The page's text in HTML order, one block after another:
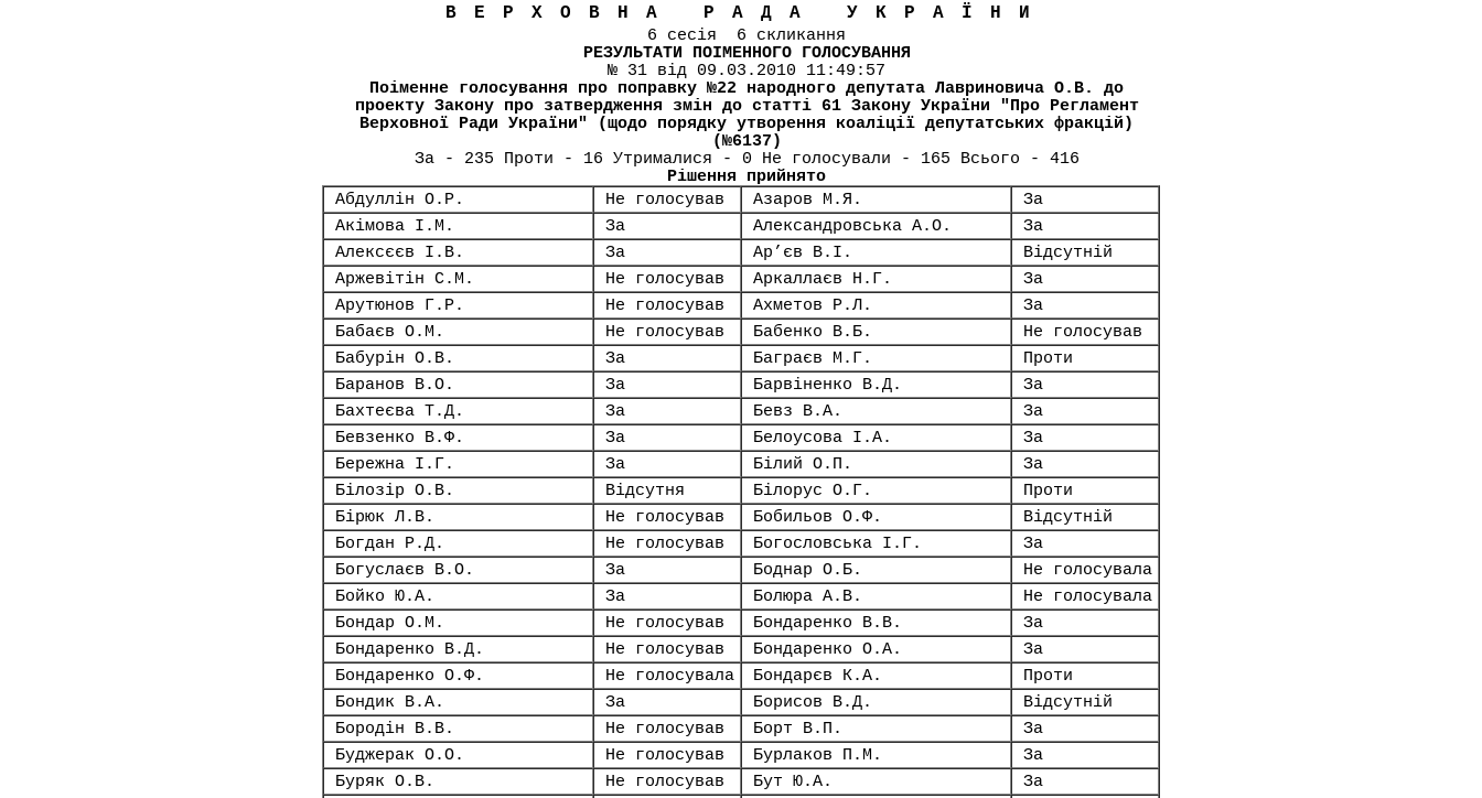
ВЕРХОВНА РАДА УКРАЇНИ
6 сесія 6 скликання
РЕЗУЛЬТАТИ ПОІМЕННОГО ГОЛОСУВАННЯ
№ 31 від 09.03.2010 11:49:57
Поіменне голосування про поправку №22 народного депутата Лавриновича О.В. до
проекту Закону про затвердження змін до статті 61 Закону України "Про Регламент
Верховної Ради України" (щодо порядку утворення коаліції депутатських фракцій)
(№6137)
За - 235 Проти - 16 Утрималися - 0 Не голосували - 165 Всього - 416
Рішення прийнято
Абдуллін О.Р.
Не голосував Азаров М.Я.
За
Акімова І.М.
За Александровська А.О.
За
Алексєєв І.В.
За Ар’єв В.І.
Відсутній
Аржевітін С.М.
Не голосував Аркаллаєв Н.Г.
За
Арутюнов Г.Р.
Не голосував Ахметов Р.Л.
За
Бабаєв О.М.
Не голосував Бабенко В.Б.
Не голосував
Бабурін О.В.
За Баграєв М.Г.
Проти
Баранов В.О.
За Барвіненко В.Д.
За
Бахтеєва Т.Д.
За Бевз В.А.
За
Бевзенко В.Ф.
За Белоусова І.А.
За
Бережна І.Г.
За Білий О.П.
За
Білозір О.В.
Відсутня Білорус О.Г.
Проти
Бірюк Л.В.
Не голосував Бобильов О.Ф.
Відсутній
Богдан Р.Д.
Не голосував Богословська І.Г.
За
Богуслаєв В.О.
За Боднар О.Б.
Не голосувала
Бойко Ю.А.
За Болюра А.В.
Не голосувала
Бондар О.М.
Не голосував Бондаренко В.В.
За
Бондаренко В.Д.
Не голосував Бондаренко О.А.
За
Бондаренко О.Ф.
Не голосувала Бондарєв К.А.
Проти
Бондик В.А.
За Борисов В.Д.
Відсутній
Бородін В.В.
Не голосував Борт В.П.
За
Буджерак О.О.
Не голосував Бурлаков П.М.
За
Буряк О.В.
Не голосував Бут Ю.А.
За